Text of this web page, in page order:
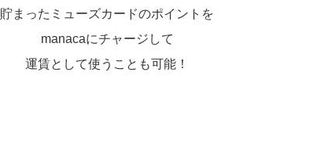
貯まったミューズカードのポイントを
manacaにチャージして
運賃として使うことも可能！